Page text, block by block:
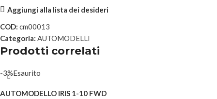
Aggiungi alla lista dei desideri
COD: cm00013
Categoria: AUTOMODELLI
Prodotti correlati
-3%Esaurito
AUTOMODELLO IRIS 1-10 FWD